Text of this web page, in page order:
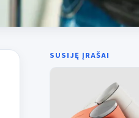
SUSIJĘ ĮRAŠAI